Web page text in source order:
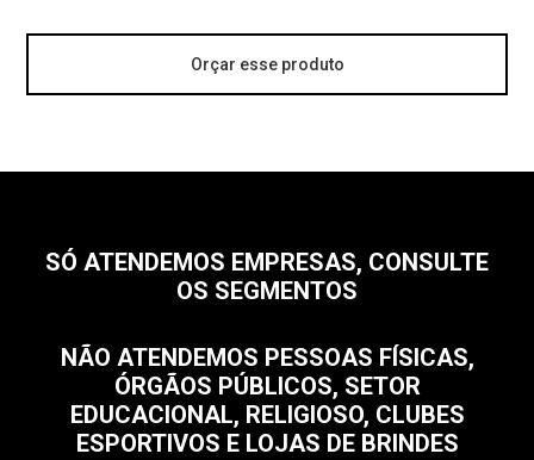
Orçar esse produto
SÓ ATENDEMOS EMPRESAS, CONSULTE
OS SEGMENTOS
NÃO ATENDEMOS PESSOAS FÍSICAS,
ÓRGÃOS PÚBLICOS, SETOR
EDUCACIONAL, RELIGIOSO, CLUBES
ESPORTIVOS E LOJAS DE BRINDES